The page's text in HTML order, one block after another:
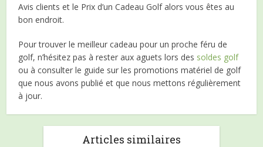
Avis clients et le Prix d’un Cadeau Golf alors vous êtes au
bon endroit.
Pour trouver le meilleur cadeau pour un proche féru de
golf, n’hésitez pas à rester aux aguets lors des soldes golf
ou à consulter le guide sur les promotions matériel de golf
que nous avons publié et que nous mettons régulièrement
à jour.
Articles similaires